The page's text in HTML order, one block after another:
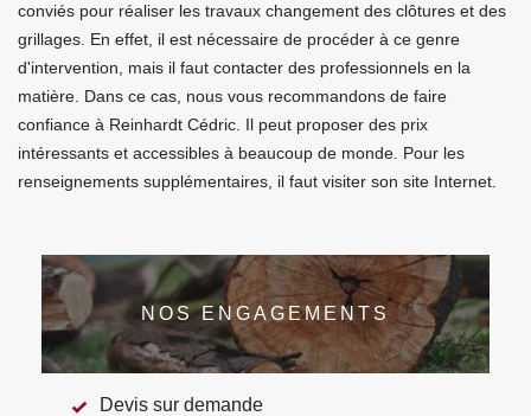
conviés pour réaliser les travaux changement des clôtures et des
grillages. En effet, il est nécessaire de procéder à ce genre
d'intervention, mais il faut contacter des professionnels en la
matière. Dans ce cas, nous vous recommandons de faire
confiance à Reinhardt Cédric. Il peut proposer des prix
intéressants et accessibles à beaucoup de monde. Pour les
renseignements supplémentaires, il faut visiter son site Internet.
NOS ENGAGEMENTS
Devis sur demande